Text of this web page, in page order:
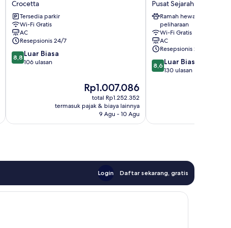
Corte
Porta
Nuova
Crocetta
Crocetta
Tersedia parkir
Wi-Fi Gratis
AC
Resepsionis 24/7
8.8
dari
8,8 Luar Biasa
106 ulasan
Harga
sekarang
Rp1.007.086
Rp1.007.086
total Rp1.252.352
termasuk pajak & biaya lainnya
9 Agu - 10 Agu
Pusat
Sejarah
Pusat Sejarah
Ramah hewan
peliharaan
Wi-Fi Gratis
AC
Resepsionis 24/7
8.6
dari
8,6 Luar Biasa
130 ulasan
Login Daftar sekarang, gratis